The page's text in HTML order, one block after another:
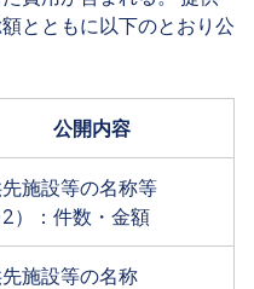
とともに以下のとおり公
公開内容
施設等の名称等
）：件数・金額
施設等の名称